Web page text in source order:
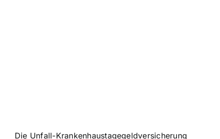
Die Unfall-Krankenhaustagegeldversicherung